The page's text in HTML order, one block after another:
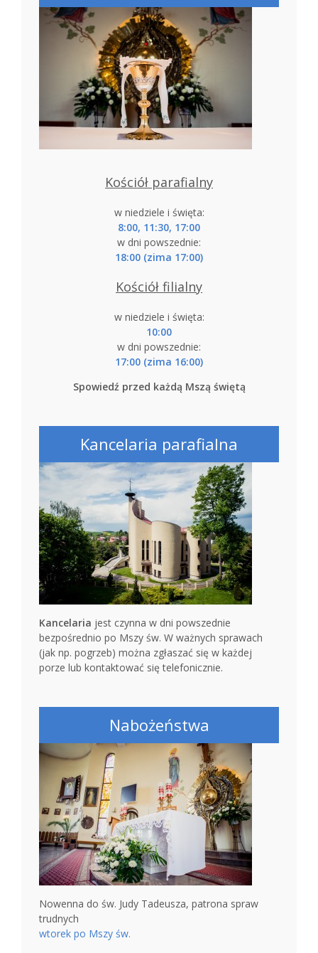
Kościół parafialny
w niedziele i święta:
8:00, 11:30, 17:00
w dni powszednie:
18:00 (zima 17:00)
Kościół filialny
w niedziele i święta:
10:00
w dni powszednie:
17:00 (zima 16:00)
Spowiedź przed każdą Mszą świętą
Kancelaria parafialna
Kancelaria jest czynna w dni powszednie
bezpośrednio po Mszy św. W ważnych sprawach
(jak np. pogrzeb) można zgłaszać się w każdej
porze lub kontaktować się telefonicznie.
Nabożeństwa
Nowenna do św. Judy Tadeusza, patrona spraw
trudnych
wtorek po Mszy św.